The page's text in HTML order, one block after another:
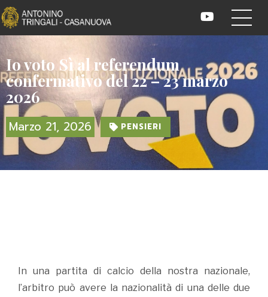
Io voto Sì al referendum
confermativo del 22 – 23 marzo
2026
Marzo 21, 2026 PENSIERI
In una partita di calcio della nostra nazionale,
l’arbitro può avere la nazionalità di una delle due